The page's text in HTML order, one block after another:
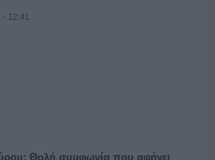
12:41
Θολή συμφωνία που αφήνει